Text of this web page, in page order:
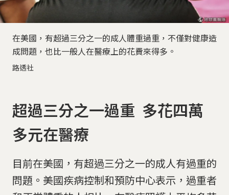
在美國，有超過三分之一的成人體重過重，不僅對健康造
成問題，也比一般人在醫療上的花費來得多。
路透社
超過三分之一過重 多花四萬
多元在醫療
目前在美國，有超過三分之一的成人有過重的
問題。美國疾病控制和預防中心表示，過重者